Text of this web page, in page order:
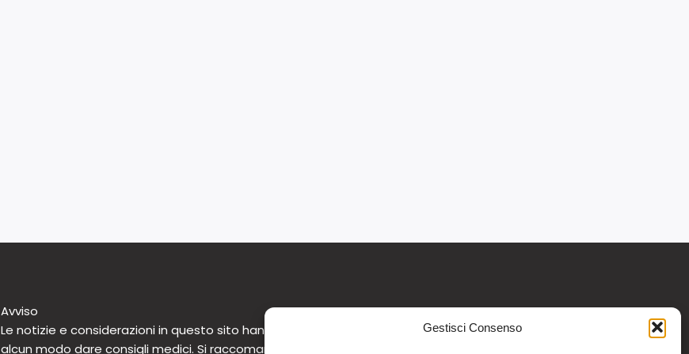
Gestisci Consenso
Avviso
Le notizie e considerazioni in questo sito hanno carattere informativo generale e non intendono in
alcun modo dare consigli medici. Si raccomanda di non intraprendere o interrompere alcuna terapia o